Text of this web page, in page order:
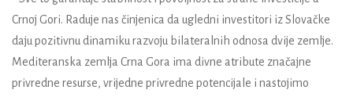
Crnoj Gori. Raduje nas činjenica da ugledni investitori iz Slovačke
daju pozitivnu dinamiku razvoju bilateralnih odnosa dvije zemlje.
Mediteranska zemlja Crna Gora ima divne atribute značajne
privredne resurse, vrijedne privredne potencijale i nastojimo